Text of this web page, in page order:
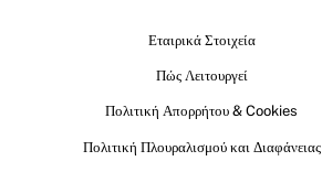
Εταιρικά Στοιχεία
Πώς Λειτουργεί
Πολιτική Απορρήτου & Cookies
Πολιτική Πλουραλισμού και Διαφάνειας